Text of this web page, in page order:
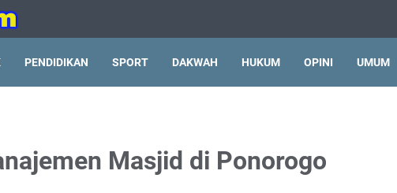
PENDIDIKAN SPORT DAKWAH HUKUM OPINI UMUM
Masjid di Ponorogo